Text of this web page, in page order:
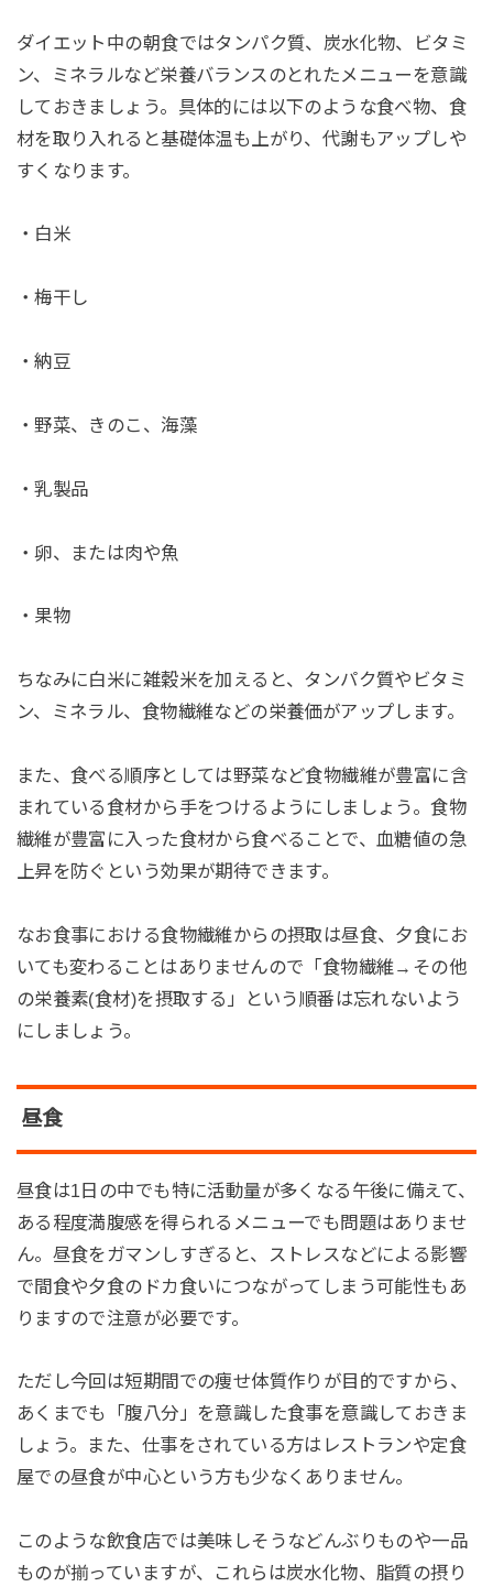
ダイエット中の朝食ではタンパク質、炭水化物、ビタミ
ン、ミネラルなど栄養バランスのとれたメニューを意識
しておきましょう。具体的には以下のような食べ物、食
材を取り入れると基礎体温も上がり、代謝もアップしや
すくなります。
・白米
・梅干し
・納豆
・野菜、きのこ、海藻
・乳製品
・卵、または肉や魚
・果物
ちなみに白米に雑穀米を加えると、タンパク質やビタミ
ン、ミネラル、食物繊維などの栄養価がアップします。
また、食べる順序としては野菜など食物繊維が豊富に含
まれている食材から手をつけるようにしましょう。食物
繊維が豊富に入った食材から食べることで、血糖値の急
上昇を防ぐという効果が期待できます。
なお食事における食物繊維からの摂取は昼食、夕食にお
いても変わることはありませんので「食物繊維→その他
の栄養素(食材)を摂取する」という順番は忘れないよう
にしましょう。
昼食
昼食は1日の中でも特に活動量が多くなる午後に備えて、
ある程度満腹感を得られるメニューでも問題はありませ
ん。昼食をガマンしすぎると、ストレスなどによる影響
で間食や夕食のドカ食いにつながってしまう可能性もあ
りますので注意が必要です。
ただし今回は短期間での痩せ体質作りが目的ですから、
あくまでも「腹八分」を意識した食事を意識しておきま
しょう。また、仕事をされている方はレストランや定食
屋での昼食が中心という方も少なくありません。
このような飲食店では美味しそうなどんぶりものや一品
ものが揃っていますが、これらは炭水化物、脂質の摂り